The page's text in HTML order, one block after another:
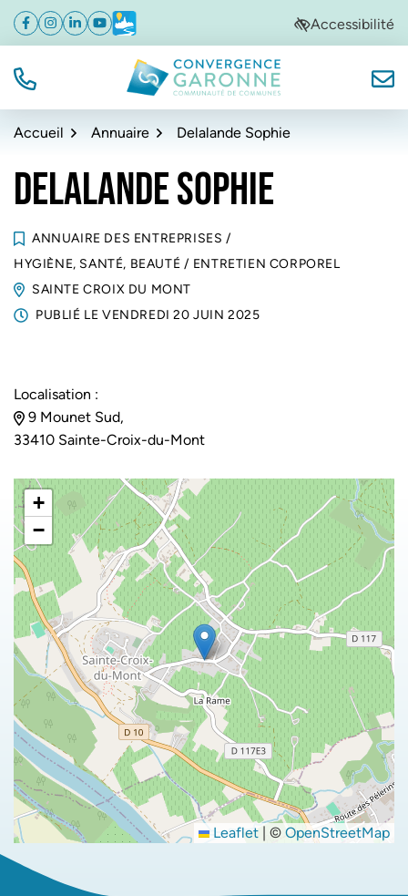
Aller
navigation
Aller
au
Aller
au
de
Facebook
(ouverture dans un nouvel onglet)
Instagram
(ouverture dans un nouvel onglet)
Linkedin
(ouverture dans un nouvel onglet)
YouTube
(ouverture dans un nouvel onglet)
Météo
(ouverture dans un nouvel onglet)Accessibilité
TÉL. Convergence Garonne
Accueil Annuaire Delalande Sophie
DELALANDE SOPHIE
ANNUAIRE DES ENTREPRISES /
HYGIÈNE, SANTÉ, BEAUTÉ / ENTRETIEN CORPOREL
SAINTE CROIX DU MONT
PUBLIÉ LE VENDREDI 20 JUIN 2025
Localisation :
9 Mounet Sud,
33410 Sainte-Croix-du-Mont
+
−
Leaflet | © OpenStreetMap